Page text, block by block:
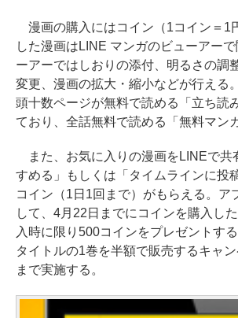
漫画の購入にはコイン（1コイン＝1
した漫画はLINE マンガのビューアー
ーアーではしおりの添付、明るさの調
変更、漫画の拡大・縮小などが行える
頭十数ページが無料で読める「立ち読
ており、全話無料で読める「無料マン
また、お気に入りの漫画をLINEで共
すめる」もしくは「タイムラインに投
コイン（1日1回まで）がもらえる。ア
して、4月22日までにコインを購入し
入時に限り500コインをプレゼントす
タイトルの1巻を半額で販売するキャ
まで実施する。